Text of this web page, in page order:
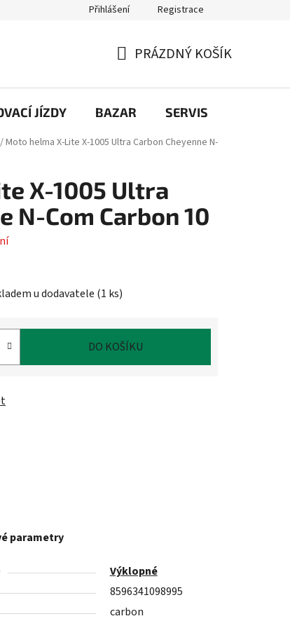
Přihlášení Registrace
KOŠÍK
PRÁZDNÝ KOŠÍK
JÍZDY BAZAR SERVIS
/Moto helma X-Lite X-1005 Ultra Carbon Cheyenne N-
X-1005 Ultra
N-Com Carbon 10
u dodavatele (1 ks)
DO KOŠÍKU
parametry
Výklopné
8596341098995
carbon